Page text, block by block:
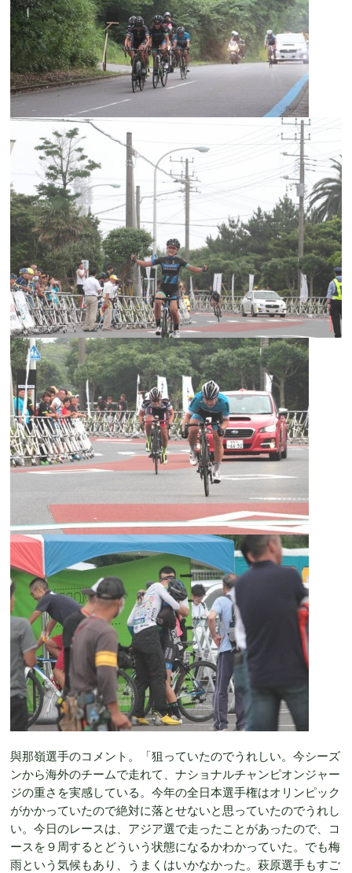
與那嶺選手のコメント。「狙っていたのでうれしい。今シーズ
ンから海外のチームで走れて、ナショナルチャンピオンジャー
ジの重さを実感している。今年の全日本選手権はオリンピック
がかかっていたので絶対に落とせないと思っていたのでうれし
い。今日のレースは、アジア選で走ったことがあったので、コ
ースを９周するとどういう状態になるかわかっていた。でも梅
雨という気候もあり、うまくはいかなかった。萩原選手もすご